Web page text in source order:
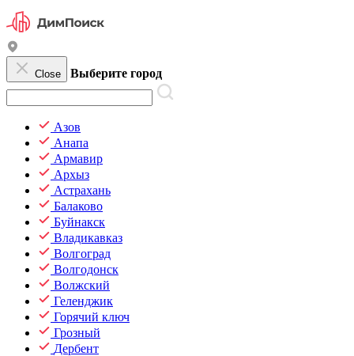
Close Выберите город
Азов
Анапа
Армавир
Архыз
Астрахань
Балаково
Буйнакск
Владикавказ
Волгоград
Волгодонск
Волжский
Геленджик
Горячий ключ
Грозный
Дербент